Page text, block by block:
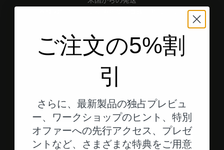
お客様の住所へ、より迅速かつ直接お届けします。
エレメント1へ
エレメント2へ
エレメント3へ
お客様の評価
S スヴェン・B.
ご注文の5%割
引
さらに、最新製品の独占プレビュ
ー、ワークショップのヒント、特別
オファーへの先行アクセス、プレゼ
ントなど、さまざまな特典をご用意